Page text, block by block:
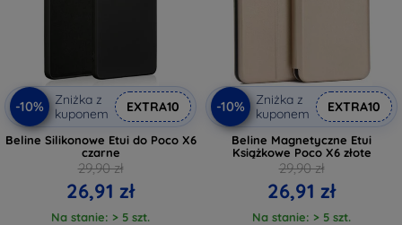
-10%
Zniżka z
kuponem
EXTRA10
Beline Silikonowe Etui do Poco X6
czarne
29,90 zł
26,91 zł
Na stanie: > 5 szt.
-10%
Zniżka z
kuponem
EXTRA10
Beline Magnetyczne Etui
Książkowe Poco X6 złote
29,90 zł
26,91 zł
Na stanie: > 5 szt.